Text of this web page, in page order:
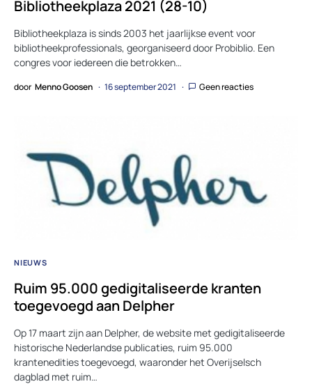
Bibliotheekplaza 2021 (28-10)
Bibliotheekplaza is sinds 2003 het jaarlijkse event voor
bibliotheekprofessionals, georganiseerd door Probiblio. Een
congres voor iedereen die betrokken…
door Menno Goosen 16 september 2021 Geen reacties
NIEUWS
Ruim 95.000 gedigitaliseerde kranten
toegevoegd aan Delpher
Op 17 maart zijn aan Delpher, de website met gedigitaliseerde
historische Nederlandse publicaties, ruim 95.000
krantenedities toegevoegd, waaronder het Overijselsch
dagblad met ruim…